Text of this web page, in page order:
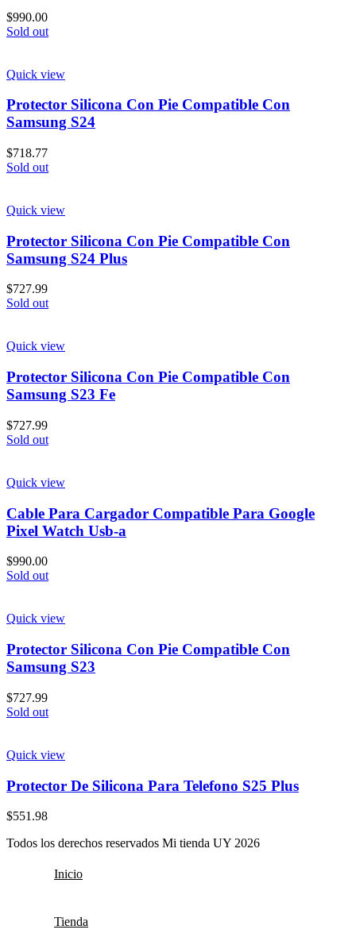
$990.00
Sold out
Quick view
Protector Silicona Con Pie Compatible Con
Samsung S24
$718.77
Sold out
Quick view
Protector Silicona Con Pie Compatible Con
Samsung S24 Plus
$727.99
Sold out
Quick view
Protector Silicona Con Pie Compatible Con
Samsung S23 Fe
$727.99
Sold out
Quick view
Cable Para Cargador Compatible Para Google
Pixel Watch Usb-a
$990.00
Sold out
Quick view
Protector Silicona Con Pie Compatible Con
Samsung S23
$727.99
Sold out
Quick view
Protector De Silicona Para Telefono S25 Plus
$551.98
Todos los derechos reservados Mi tienda UY 2026
Inicio
Tienda